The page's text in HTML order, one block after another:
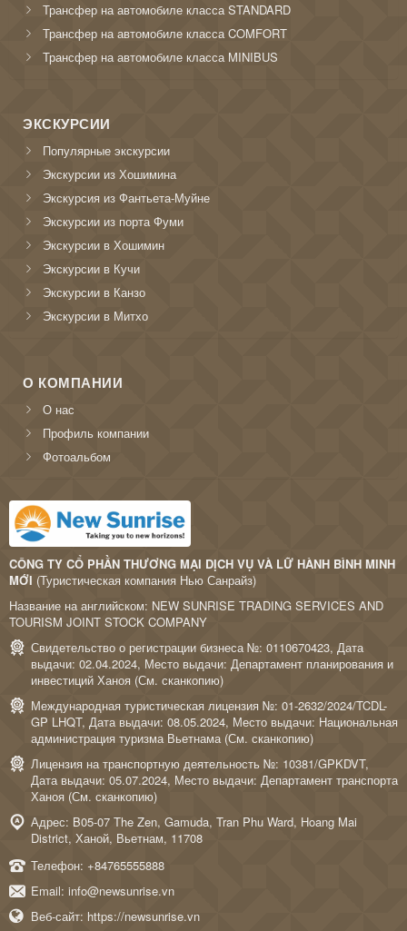
Трансфер на автомобиле класса STANDARD
Трансфер на автомобиле класса COMFORT
Трансфер на автомобиле класса MINIBUS
ЭКСКУРСИИ
Популярные экскурсии
Экскурсии из Хошимина
Экскурсия из Фантьета-Муйне
Экскурсии из порта Фуми
Экскурсии в Хошимин
Экскурсии в Кучи
Экскурсии в Канзо
Экскурсии в Митхо
О КОМПАНИИ
О нас
Профиль компании
Фотоальбом
CÔNG TY CỔ PHẦN THƯƠNG MẠI DỊCH VỤ VÀ LỮ HÀNH BÌNH MINH
MỚI (Туристическая компания Нью Санрайз)
Название на английском: NEW SUNRISE TRADING SERVICES AND
TOURISM JOINT STOCK COMPANY
Свидетельство о регистрации бизнеса №: 0110670423, Дата
выдачи: 02.04.2024, Место выдачи: Департамент планирования и
инвестиций Ханоя (См. сканкопию)
Международная туристическая лицензия №: 01-2632/2024/TCDL-
GP LHQT, Дата выдачи: 08.05.2024, Место выдачи: Национальная
администрация туризма Вьетнама (См. сканкопию)
Лицензия на транспортную деятельность №: 10381/GPKDVT,
Дата выдачи: 05.07.2024, Место выдачи: Департамент транспорта
Ханоя (См. сканкопию)
Адрес: B05-07 The Zen, Gamuda, Tran Phu Ward, Hoang Mai
District, Ханой, Вьетнам, 11708
Телефон: +84765555888
Email: info@newsunrise.vn
Веб-сайт: https://newsunrise.vn